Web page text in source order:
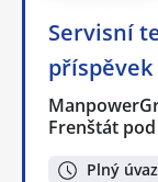
Servisní
Frenštát
Plný